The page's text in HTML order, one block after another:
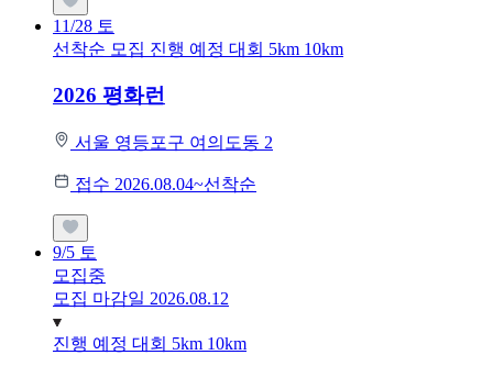
11/28 토
선착순 모집 진행 예정 대회 5km 10km
2026 평화런
서울 영등포구 여의도동 2
접수 2026.08.04~선착순
9/5 토
모집중
모집 마감일 2026.08.12
진행 예정 대회 5km 10km